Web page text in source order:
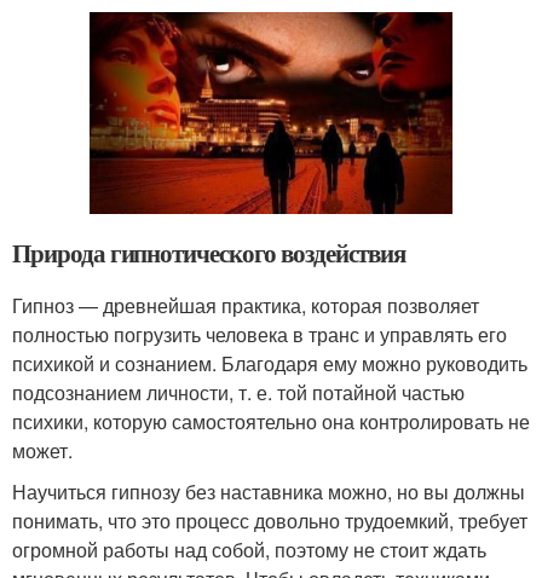
Природа гипнотического воздействия
Гипноз — древнейшая практика, которая позволяет
полностью погрузить человека в транс и управлять его
психикой и сознанием. Благодаря ему можно руководить
подсознанием личности, т. е. той потайной частью
психики, которую самостоятельно она контролировать не
может.
Научиться гипнозу без наставника можно, но вы должны
понимать, что это процесс довольно трудоемкий, требует
огромной работы над собой, поэтому не стоит ждать